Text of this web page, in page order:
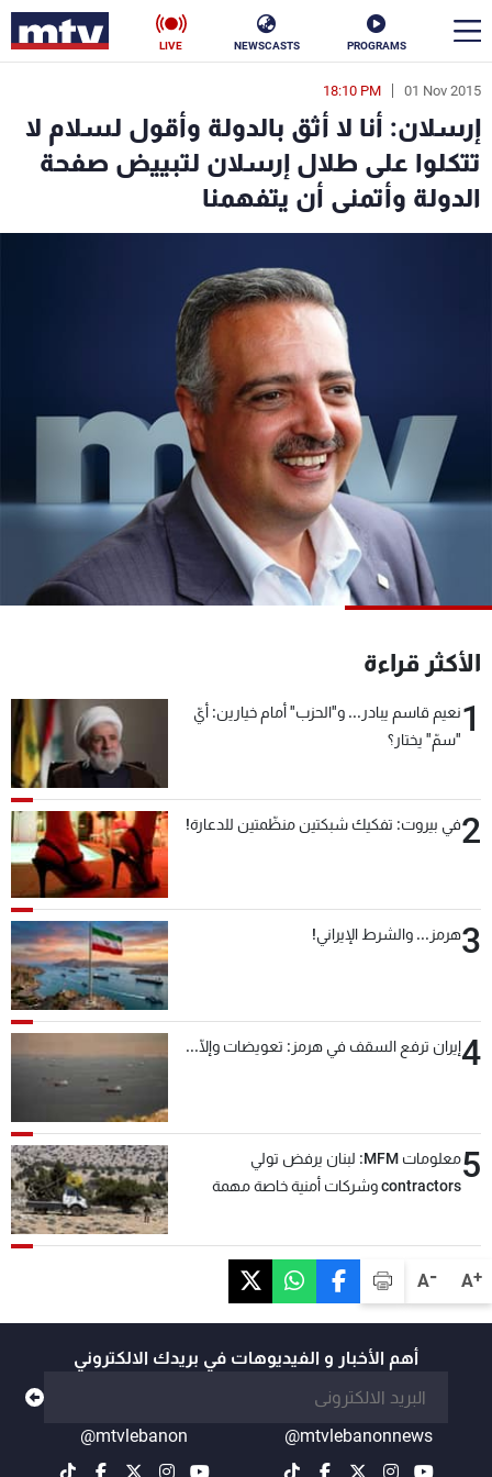
PROGRAMS
NEWSCASTS
LIVE
A+
A-
01 Nov 2015
18:10 PM
إرسلان: أنا لا أثق بالدولة وأقول لسلام لا
تتكلوا على طلال إرسلان لتبييض صفحة
الدولة وأتمنى أن يتفهمنا
الأكثر قراءة
1نعيم قاسم يبادر... و"الحزب" أمام خيارين: أيّ
"سمّ" يختار؟
2في بيروت: تفكيك شبكتين منظّمتين للدعارة!
3هرمز... والشرط الإيراني!
4إيران ترفع السقف في هرمز: تعويضات وإلّا...
5
معلومات MFM: لبنان يرفض تولي
contractors وشركات أمنية خاصة مهمة
أهم الأخبار و الفيديوهات في بريدك الالكتروني
@mtvlebanonnews
@mtvlebanon
en
الأخبار
سياسة ناس
رياضة
البرامج
جدول البرامج
شاهد البرامج
الترددات
لاعلاناتكم